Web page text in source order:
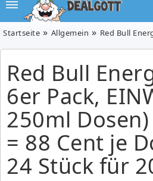
Startseite Allgemein Red Bull Energy Drink, 6er Pack, EINWEG (6 x
Red Bull
6er Pack,
250ml
= 88 Cent je
24 Stück für